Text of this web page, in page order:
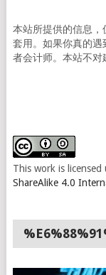
本站所提供的信息
套用。如果你真的
者会计师。本站不对
This work is licensed
ShareAlike 4.0